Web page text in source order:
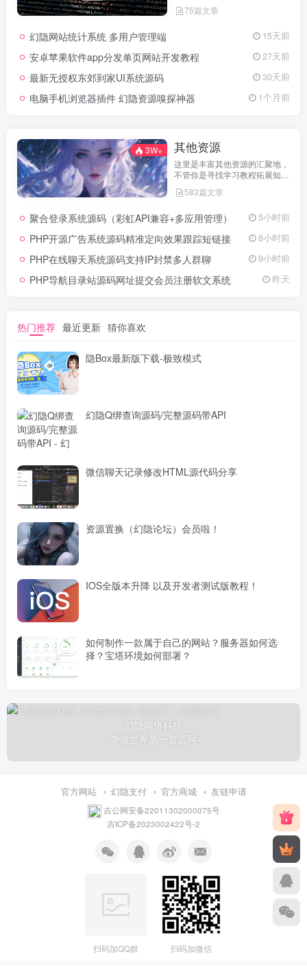
实际测试可用，助力快速搭建稳
75篇文章
幻隐网站统计系统 多用户管理端 15天前
安卓苹果软件app分发单页网站开发教程 27天前
最新无授权东郊到家UI系统源码 30天前
电脑手机浏览器插件 幻隐资源嗅探神器 1个月前
3W+ 其他资源
这里是丰富其他资源的汇聚地，
不管你是寻找学习教程拓展知
灵感，亦或是查询专业数据辅助
源定期更新、分类清晰、下载便
务，快来探索发现所需资源！
583篇文章
聚合登录系统源码（彩虹API兼容+多应用管理） 5小时前
PHP开源广告系统源码精准定向效果跟踪短链接 8小时前
PHP在线聊天系统源码支持IP封禁多人群聊 9小时前
PHP导航目录站源码网址提交会员注册软文系统 昨天
热门推荐 最近更新 猜你喜欢
隐Box最新版下载-极致模式
幻隐Q绑查询源码/完整源码带API
微信聊天记录修改HTML源代码分享
资源置换（幻隐论坛）会员啦！
IOS全版本升降 以及开发者测试版教程！
如何制作一款属于自己的网站？服务器如何选
择？宝塔环境如何部署？
幻隐网络科技
-争做世界第一资源网-
官方网站 幻隐支付 官方商城 友链申请
吉公网安备22011302000075号
吉ICP备2023002422号-2
扫码加QQ群 扫码加微信